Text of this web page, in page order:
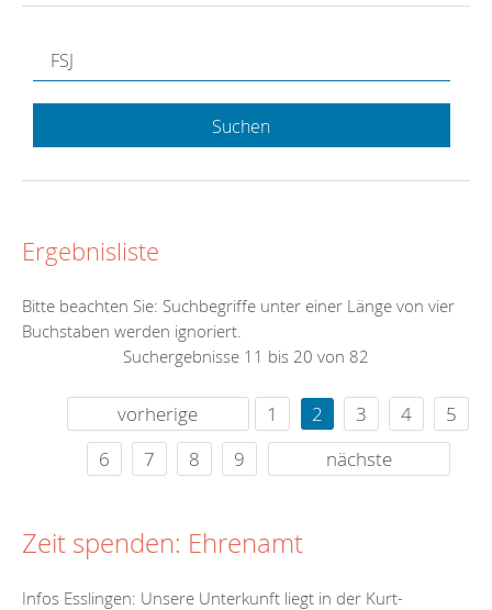
Suchen
Ergebnisliste
Bitte beachten Sie: Suchbegriffe unter einer Länge von vier
Buchstaben werden ignoriert.
Suchergebnisse 11 bis 20 von 82
vorherige 1 2 3 4
5
6
7 8 9 nächste
Zeit spenden: Ehrenamt
Infos Esslingen: Unsere Unterkunft liegt in der Kurt-